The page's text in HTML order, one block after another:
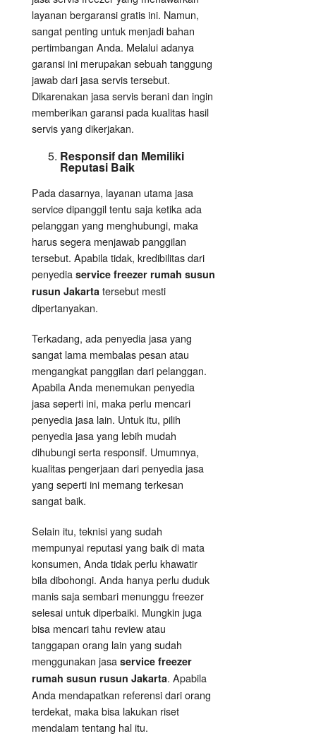
layanan bergaransi gratis ini. Namun,
sangat penting untuk menjadi bahan
pertimbangan Anda. Melalui adanya
garansi ini merupakan sebuah tanggung
jawab dari jasa servis tersebut.
Dikarenakan jasa servis berani dan ingin
memberikan garansi pada kualitas hasil
servis yang dikerjakan.
Responsif dan Memiliki
Reputasi Baik
Pada dasarnya, layanan utama jasa
service dipanggil tentu saja ketika ada
pelanggan yang menghubungi, maka
harus segera menjawab panggilan
tersebut. Apabila tidak, kredibilitas dari
penyedia service freezer rumah susun
rusun Jakarta tersebut mesti
dipertanyakan.
Terkadang, ada penyedia jasa yang
sangat lama membalas pesan atau
mengangkat panggilan dari pelanggan.
Apabila Anda menemukan penyedia
jasa seperti ini, maka perlu mencari
penyedia jasa lain. Untuk itu, pilih
penyedia jasa yang lebih mudah
dihubungi serta responsif. Umumnya,
kualitas pengerjaan dari penyedia jasa
yang seperti ini memang terkesan
sangat baik.
Selain itu, teknisi yang sudah
mempunyai reputasi yang baik di mata
konsumen, Anda tidak perlu khawatir
bila dibohongi. Anda hanya perlu duduk
manis saja sembari menunggu freezer
selesai untuk diperbaiki. Mungkin juga
bisa mencari tahu review atau
tanggapan orang lain yang sudah
menggunakan jasa service freezer
rumah susun rusun Jakarta. Apabila
Anda mendapatkan referensi dari orang
terdekat, maka bisa lakukan riset
mendalam tentang hal itu.